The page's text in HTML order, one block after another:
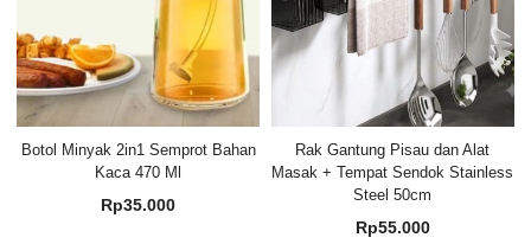
Botol Minyak 2in1 Semprot Bahan
Kaca 470 Ml
Rp35.000
Rak Gantung Pisau dan Alat
Masak + Tempat Sendok Stainless
Steel 50cm
Rp55.000